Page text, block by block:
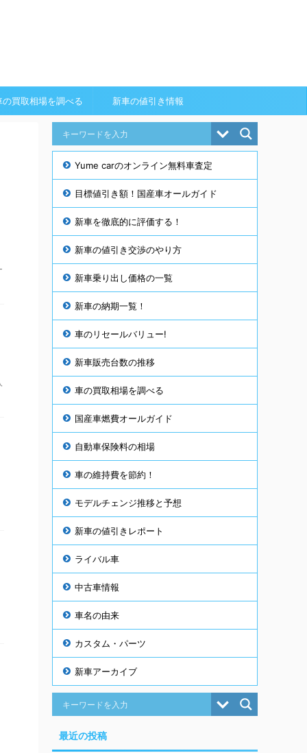
の買取相場を調べる 新車の値引き情報
Yume carのオンライン無料車査定
目標値引き額！国産車オールガイド
新車を徹底的に評価する！
新車の値引き交渉のやり方
新車乗り出し価格の一覧
新車の納期一覧！
車のリセールバリュー!
新車販売台数の推移
車の買取相場を調べる
国産車燃費オールガイド
自動車保険料の相場
車の維持費を節約！
モデルチェンジ推移と予想
新車の値引きレポート
ライバル車
中古車情報
車名の由来
カスタム・パーツ
新車アーカイブ
最近の投稿